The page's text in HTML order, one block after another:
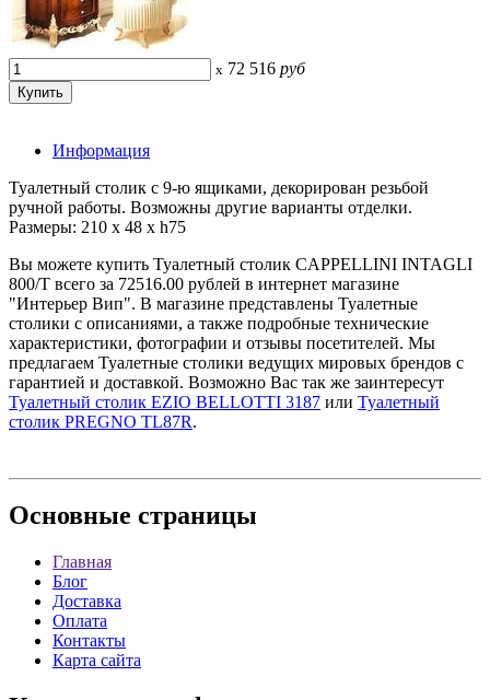
x 72 516 руб
Информация
Туалетный столик с 9-ю ящиками, декорирован резьбой
ручной работы. Возможны другие варианты отделки.
Размеры: 210 x 48 x h75
Вы можете купить Туалетный столик CAPPELLINI INTAGLI
800/T всего за 72516.00 рублей в интернет магазине
"Интерьер Вип". В магазине представлены Туалетные
столики с описаниями, а также подробные технические
характеристики, фотографии и отзывы посетителей. Мы
предлагаем Туалетные столики ведущих мировых брендов с
гарантией и доставкой. Возможно Вас так же заинтересут
Туалетный столик EZIO BELLOTTI 3187 или Туалетный
столик PREGNO TL87R.
Основные страницы
Главная
Блог
Доставка
Оплата
Контакты
Карта сайта